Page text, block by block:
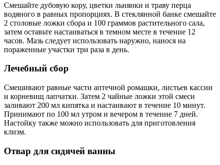
Смешайте дубовую кору, цветки льнянки и траву перца
водяного в равных пропорциях. В стеклянной банке смешайте
2 столовые ложки сбора и 100 граммов растительного сала,
затем оставьте настаиваться в темном месте в течение 12
часов. Мазь следует использовать наружно, нанося на
пораженные участки три раза в день.
Лечебный сбор
Смешивают равные части аптечной ромашки, листьев кассии
и корневищ лапчатки. Затем 2 чайные ложки этой смеси
заливают 200 мл кипятка и настаивают в течение 10 минут.
Принимают по 100 мл утром и вечером в течение 7 дней.
Настойку также можно использовать для приготовления
клизм.
Отвар для сидячей ванны